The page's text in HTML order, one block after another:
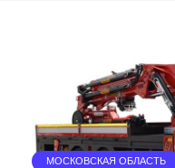
МОСКОВСКАЯ ОБЛАСТЬ